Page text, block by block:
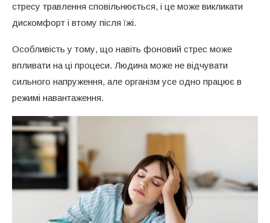
стресу травлення сповільнюється, і це може викликати
дискомфорт і втому після їжі.
Особливість у тому, що навіть фоновий стрес може
впливати на ці процеси. Людина може не відчувати
сильного напруження, але організм усе одно працює в
режимі навантаження.